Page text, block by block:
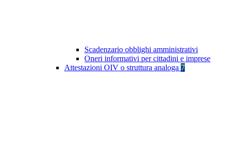
Scadenzario obblighi amministrativi
Oneri informativi per cittadini e imprese
Attestazioni OIV o struttura analoga 7